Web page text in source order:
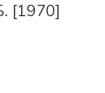
[1970]